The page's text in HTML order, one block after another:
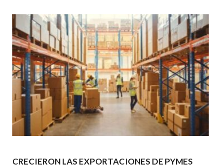
CRECIERON LAS EXPORTACIONES DE PYMES